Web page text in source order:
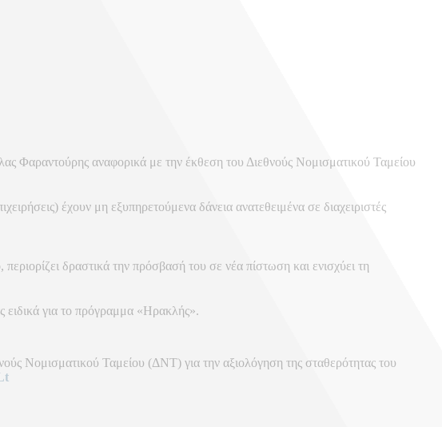
αναφορικά με την έκθεση του Διεθνούς Νομισματικού Ταμείου
έχουν μη εξυπηρετούμενα δάνεια ανατεθειμένα σε διαχειριστές
δραστικά την πρόσβασή του σε νέα πίστωση και ενισχύει τη
ειδικά για το πρόγραμμα «Ηρακλής».
Νομισματικού Ταμείου (ΔΝΤ) για την αξιολόγηση της σταθερότητας του